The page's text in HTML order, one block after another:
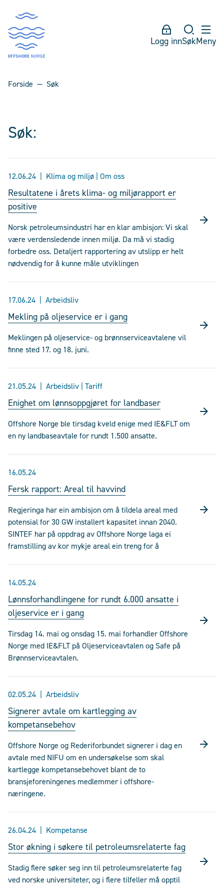
Logg innSøkMeny
Forside Søk
Søk:
12.06.24 Klima og miljø | Om oss
Resultatene i årets klima- og miljørapport er
positive
Norsk petroleumsindustri har en klar ambisjon: Vi skal
være verdensledende innen miljø. Da må vi stadig
forbedre oss. Detaljert rapportering av utslipp er helt
nødvendig for å kunne måle utviklingen
17.06.24 Arbeidsliv
Mekling på oljeservice er i gang
Meklingen på oljeservice- og brønnserviceavtalene vil
finne sted 17. og 18. juni.
21.05.24 Arbeidsliv | Tariff
Enighet om lønnsoppgjøret for landbaser
Offshore Norge ble tirsdag kveld enige med IE&FLT om
en ny landbaseavtale for rundt 1.500 ansatte.
16.05.24
Fersk rapport: Areal til havvind
Regjeringa har ein ambisjon om å tildela areal med
potensial for 30 GW installert kapasitet innan 2040.
SINTEF har på oppdrag av Offshore Norge laga ei
framstilling av kor mykje areal ein treng for å
14.05.24
Lønnsforhandlingene for rundt 6.000 ansatte i
oljeservice er i gang
Tirsdag 14. mai og onsdag 15. mai forhandler Offshore
Norge med IE&FLT på Oljeserviceavtalen og Safe på
Brønnserviceavtalen.
02.05.24 Arbeidsliv
Signerer avtale om kartlegging av
kompetansebehov
Offshore Norge og Rederiforbundet signerer i dag en
avtale med NIFU om en undersøkelse som skal
kartlegge kompetansebehovet blant de to
bransjeforeningenes medlemmer i offshore-
næringene.
26.04.24 Kompetanse
Stor økning i søkere til petroleumsrelaterte fag
Stadig flere søker seg inn til petroleumsrelaterte fag
ved norske universiteter, og i flere tilfeller må opptil